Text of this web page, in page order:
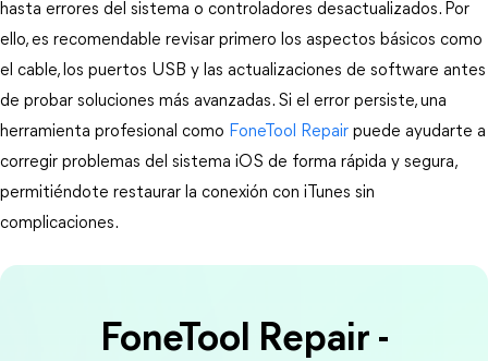
hasta errores del sistema o controladores desactualizados. Por
ello, es recomendable revisar primero los aspectos básicos como
el cable, los puertos USB y las actualizaciones de software antes
de probar soluciones más avanzadas. Si el error persiste, una
herramienta profesional como FoneTool Repair puede ayudarte a
corregir problemas del sistema iOS de forma rápida y segura,
permitiéndote restaurar la conexión con iTunes sin
complicaciones.
FoneTool Repair -